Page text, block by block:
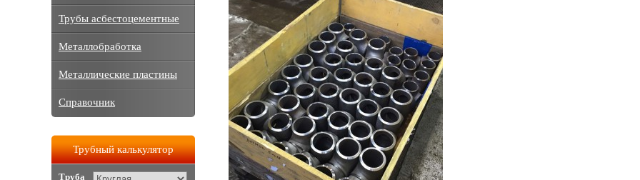
Трубы асбестоцементные
Металлобработка
Металлические пластины
Справочник
Трубный калькулятор
Труба